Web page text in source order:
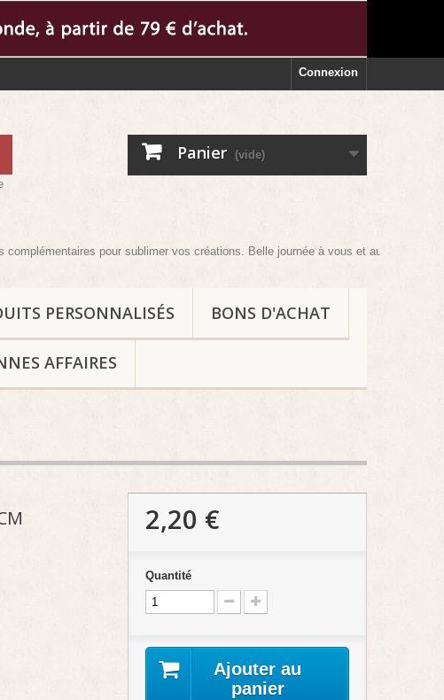
Connexion
Panier (vide)
pour sublimer vos créations. Belle journée à vous et au plaisir !
PERSONNALISÉS BONS D'ACHAT
AFFAIRES
2,20 €
Quantité
Ajouter au
panier